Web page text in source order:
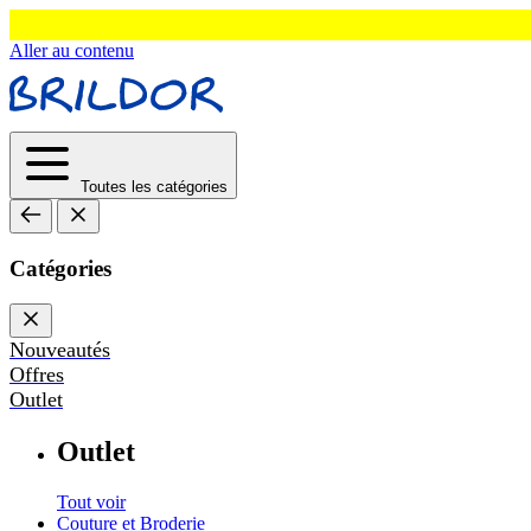
Aller au contenu
Toutes les catégories
Catégories
Nouveautés
Offres
Outlet
Outlet
Tout voir
Couture et Broderie